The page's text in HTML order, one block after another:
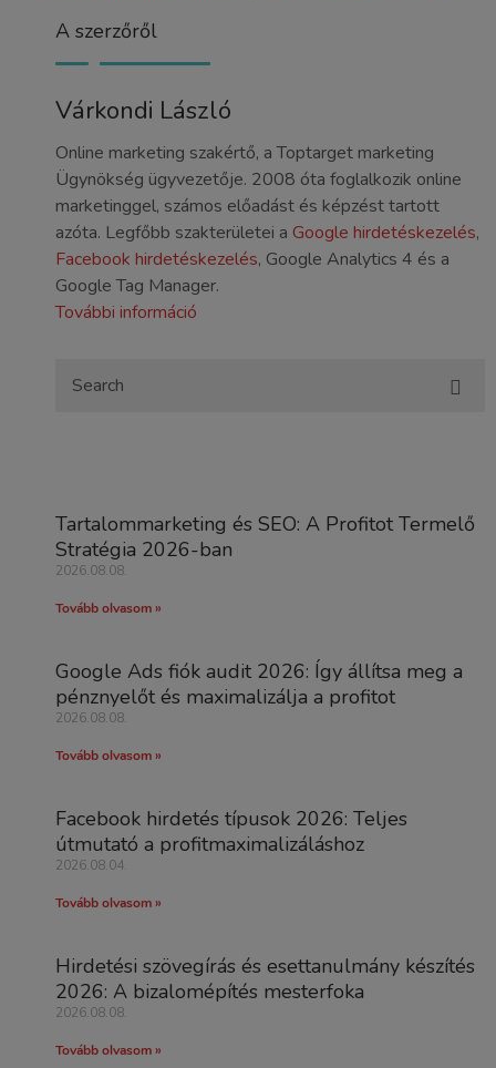
A szerzőről
Várkondi László
Online marketing szakértő, a Toptarget marketing
Ügynökség ügyvezetője. 2008 óta foglalkozik online
marketinggel, számos előadást és képzést tartott
azóta. Legfőbb szakterületei a Google hirdetéskezelés,
Facebook hirdetéskezelés, Google Analytics 4 és a
Google Tag Manager.
További információ
Tartalommarketing és SEO: A Profitot Termelő
Stratégia 2026-ban
2026.08.08.
Tovább olvasom »
Google Ads fiók audit 2026: Így állítsa meg a
pénznyelőt és maximalizálja a profitot
2026.08.08.
Tovább olvasom »
Facebook hirdetés típusok 2026: Teljes
útmutató a profitmaximalizáláshoz
2026.08.04.
Tovább olvasom »
Hirdetési szövegírás és esettanulmány készítés
2026: A bizalomépítés mesterfoka
2026.08.08.
Tovább olvasom »